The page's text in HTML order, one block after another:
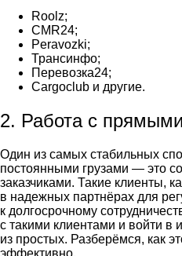
Roolz;
CMR24;
Peravozki;
Трансинфо;
Перевозка24;
Cargoclub и другие.
2. Работа с
Один из самых стабильных
постоянными грузами — это
заказчиками. Такие клиенты,
в надежных партнёрах для
к долгосрочному
с такими клиентами и войти в
из простых. Разберёмся, как